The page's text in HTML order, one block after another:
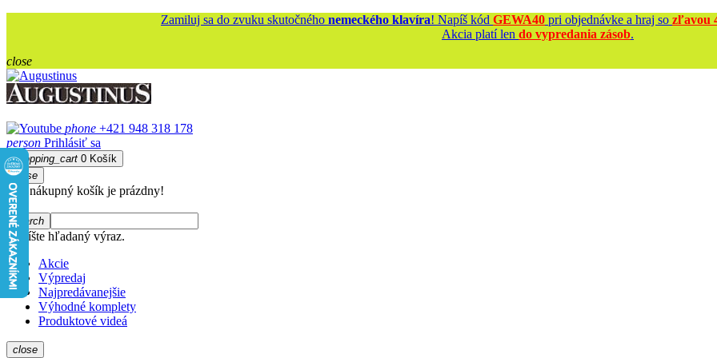
Zamiluj sa do zvuku skutočného nemeckého klavíra! Napíš kód GEWA40 pri objednávke a hraj so zľavou
Akcia platí len do vypredania zásob.
close
phone +421 948 318 178
person Prihlásiť sa
shopping_cart 0 Košík
close
Váš nákupný košík je prázdny!
search
Napíšte hľadaný výraz.
Akcie
Výpredaj
Najpredávanejšie
Výhodné komplety
Produktové videá
close